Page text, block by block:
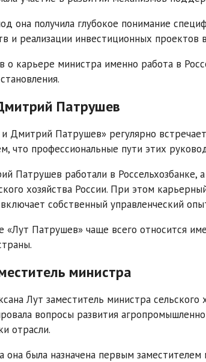
она получила глубокое понимание
и реализации инвестиционных проектов
о карьере министра именно работа в
Патрушев
Дмитрий Патрушев» регулярно
что профессиональные пути этих
Патрушев работали в Россельхозбанке,
хозяйства России. При этом
собственный управленческий
«Лут Патрушев» чаще всего относится
министра
Лут заместитель министра
вопросы развития
отрасли.
она была назначена первым